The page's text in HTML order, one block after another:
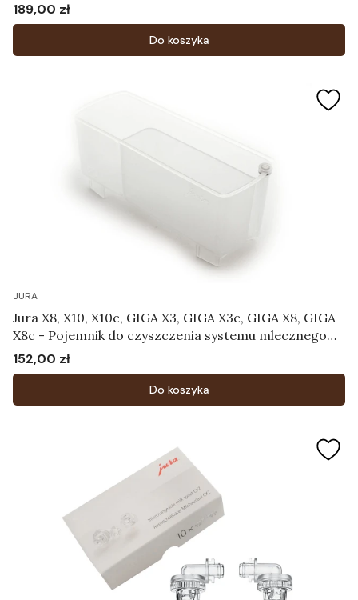
Cena
189,00 zł
Do koszyka
JURA
Jura X8, X10, X10c, GIGA X3, GIGA X3c, GIGA X8, GIGA
X8c - Pojemnik do czyszczenia systemu mlecznego
Art.73615
Cena
152,00 zł
Do koszyka